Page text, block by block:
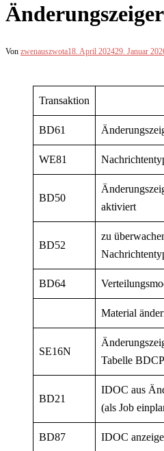
Änderungszeiger
Von zwenauszwota18. April 202429. Januar
Transaktion
BD61
WE81
BD50
aktiviert
BD52
zu
BD64
Material
SE16N
Tabelle
BD21
IDOC aus
(als Job
BD87 IDOC